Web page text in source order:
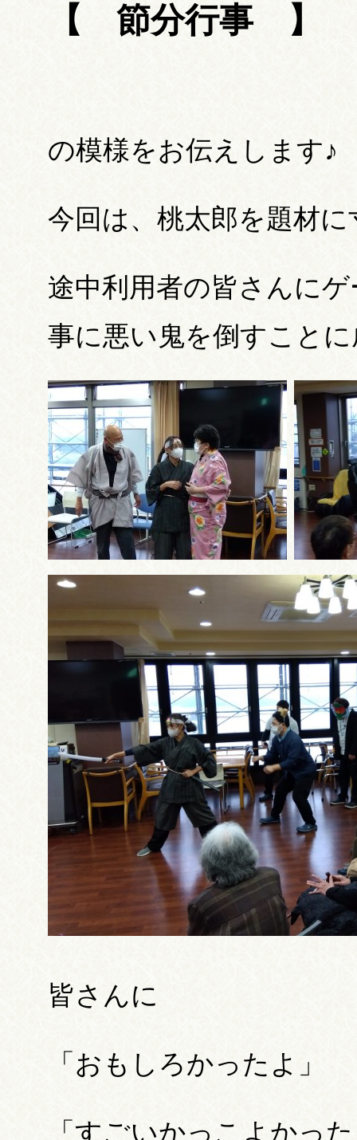
【 節分行事 】
の模様をお伝えします♪
今回は、桃太郎を題材
途中利用者の皆さんに
事に悪い鬼を倒すこと
皆さんに
「おもしろかったよ」
「すごいかっこよかっ